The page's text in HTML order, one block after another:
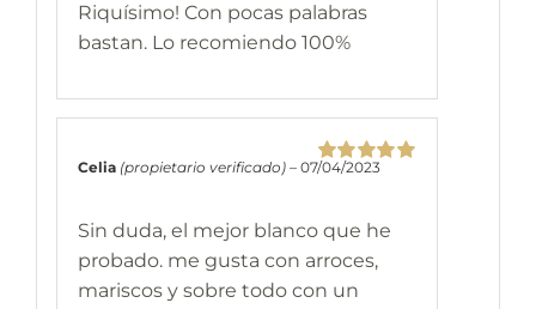
Riquísimo! Con pocas palabras
bastan. Lo recomiendo 100%
Valorado
Celia (propietario verificado) – 07/04/2023
Sin duda, el mejor blanco que he
probado. me gusta con arroces,
mariscos y sobre todo con un